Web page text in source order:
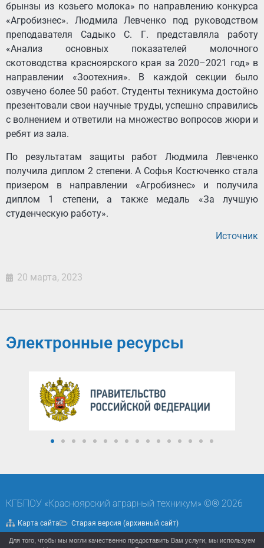
брынзы из козьего молока» по направлению конкурса
«Агробизнес». Людмила Левченко под руководством
преподавателя Садыко С. Г. представляла работу
«Анализ основных показателей молочного
скотоводства красноярского края за 2020–2021 год» в
направлении «Зоотехния». В каждой секции было
озвучено более 50 работ. Студенты техникума достойно
презентовали свои научные труды, успешно справились
с волнением и ответили на множество вопросов жюри и
ребят из зала.
По результатам защиты работ Людмила Левченко
получила диплом 2 степени. А Софья Костюченко стала
призером в направлении «Агробизнес» и получила
диплом 1 степени, а также медаль «За лучшую
студенческую работу».
Источник
20 марта, 2023
Электронные ресурсы
КГБПОУ «Красноярский аграрный техникум» ©® 2026
Карта сайта Старая версия (архивный сайт)
Политика конфиденциальности
Для того, чтобы мы могли качественно предоставить Вам услуги, мы используем